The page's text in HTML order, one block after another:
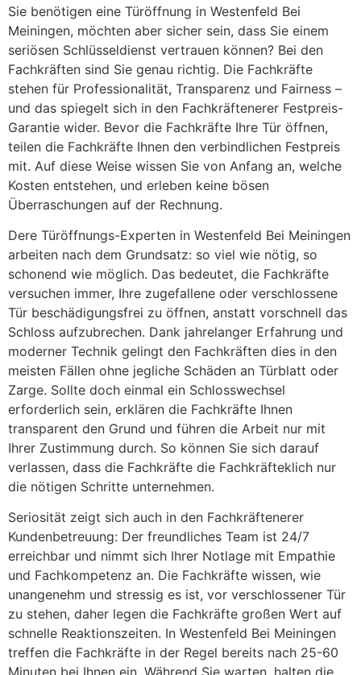
Sie benötigen eine Türöffnung in Westenfeld Bei
Meiningen, möchten aber sicher sein, dass Sie einem
seriösen Schlüsseldienst vertrauen können? Bei den
Fachkräften sind Sie genau richtig. Die Fachkräfte
stehen für Professionalität, Transparenz und Fairness –
und das spiegelt sich in den Fachkräftenerer Festpreis-
Garantie wider. Bevor die Fachkräfte Ihre Tür öffnen,
teilen die Fachkräfte Ihnen den verbindlichen Festpreis
mit. Auf diese Weise wissen Sie von Anfang an, welche
Kosten entstehen, und erleben keine bösen
Überraschungen auf der Rechnung.
Dere Türöffnungs-Experten in Westenfeld Bei Meiningen
arbeiten nach dem Grundsatz: so viel wie nötig, so
schonend wie möglich. Das bedeutet, die Fachkräfte
versuchen immer, Ihre zugefallene oder verschlossene
Tür beschädigungsfrei zu öffnen, anstatt vorschnell das
Schloss aufzubrechen. Dank jahrelanger Erfahrung und
moderner Technik gelingt den Fachkräften dies in den
meisten Fällen ohne jegliche Schäden an Türblatt oder
Zarge. Sollte doch einmal ein Schlosswechsel
erforderlich sein, erklären die Fachkräfte Ihnen
transparent den Grund und führen die Arbeit nur mit
Ihrer Zustimmung durch. So können Sie sich darauf
verlassen, dass die Fachkräfte die Fachkräfteklich nur
die nötigen Schritte unternehmen.
Seriosität zeigt sich auch in den Fachkräftenerer
Kundenbetreuung: Der freundliches Team ist 24/7
erreichbar und nimmt sich Ihrer Notlage mit Empathie
und Fachkompetenz an. Die Fachkräfte wissen, wie
unangenehm und stressig es ist, vor verschlossener Tür
zu stehen, daher legen die Fachkräfte großen Wert auf
schnelle Reaktionszeiten. In Westenfeld Bei Meiningen
treffen die Fachkräfte in der Regel bereits nach 25-60